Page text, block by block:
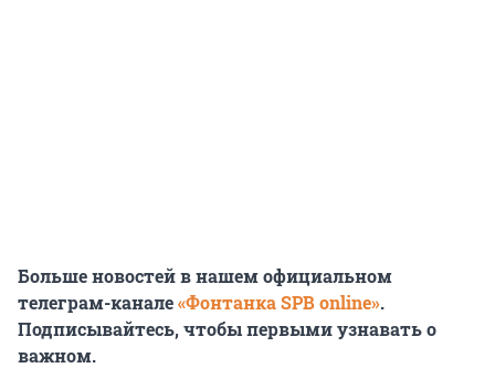
Больше новостей в нашем официальном
телеграм-канале«Фонтанка SPB online».
Подписывайтесь, чтобы первыми узнавать о
важном.